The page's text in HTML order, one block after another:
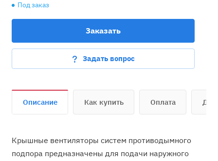
Под заказ
Заказать
Задать вопрос
Описание Как купить Оплата
Крышные вентиляторы систем противодымного
подпора предназначены для подачи наружного